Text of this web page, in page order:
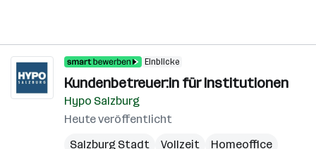
Einblicke
Kundenbetreuer:in für Institutionen
Hypo Salzburg
Heute veröffentlicht
Salzburg Stadt
Vollzeit
Homeoffice